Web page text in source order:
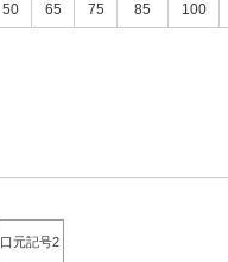
50 65 75 85 100
口元記号2